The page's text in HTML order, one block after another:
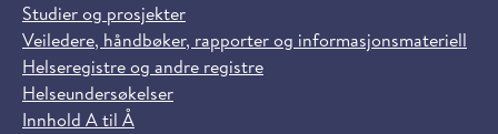
Studier og prosjekter
Veiledere, håndbøker, rapporter og informasjonsmateriell
Helseregistre og andre registre
Helseundersøkelser
Innhold A til Å